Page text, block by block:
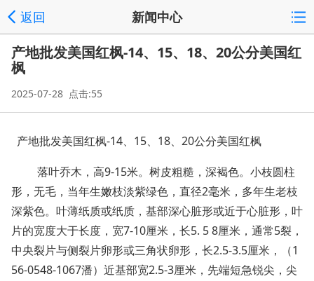
返回 新闻中心
产地批发美国红枫-14、15、18、20公分美国红
枫
2025-07-28 点击:55
产地批发美国红枫-14、15、18、20公分美国红枫
落叶乔木，高9-15米。树皮粗糙，深褐色。小枝圆柱
形，无毛，当年生嫩枝淡紫绿色，直径2毫米，多年生老枝
深紫色。叶薄纸质或纸质，基部深心脏形或近于心脏形，叶
片的宽度大于长度，宽7-10厘米，长5. 5 8厘米，通常5裂，
中央裂片与侧裂片卵形或三角状卵形，长2.5-3.5厘米，
（1
56-0548-1067潘） 近基部宽2.5-3厘米，先端短急锐尖，尖